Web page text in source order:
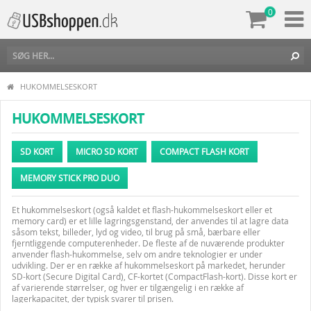
0
HUKOMMELSESKORT
HUKOMMELSESKORT
SD KORT MICRO SD KORT COMPACT FLASH KORT
MEMORY STICK PRO DUO
Et hukommelseskort (også kaldet et flash-hukommelseskort eller et
memory card) er et lille lagringsgenstand, der anvendes til at lagre data
såsom tekst, billeder, lyd og video, til brug på små, bærbare eller
fjerntliggende computerenheder. De fleste af de nuværende produkter
anvender flash-hukommelse, selv om andre teknologier er under
udvikling. Der er en række af hukommelseskort på markedet, herunder
SD-kort (Secure Digital Card), CF-kortet (CompactFlash-kort). Disse kort er
af varierende størrelser, og hver er tilgængelig i en række af
lagerkapacitet, der typisk svarer til prisen.